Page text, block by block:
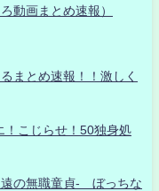
動画まとめ速報）
まとめ速報！！激しく
！こじらせ！50独身処
の無職童貞- ぼっちな